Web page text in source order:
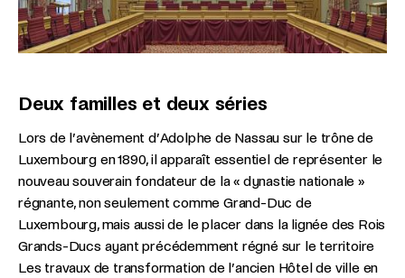
Deux familles et deux séries
Lors de l’avènement d’Adolphe de Nassau sur le trône de
Luxembourg en 1890, il apparaît essentiel de représenter le
nouveau souverain fondateur de la « dynastie nationale »
régnante, non seulement comme Grand-Duc de
Luxembourg, mais aussi de le placer dans la lignée des Rois
Grands-Ducs ayant précédemment régné sur le territoire
Les travaux de transformation de l’ancien Hôtel de ville en